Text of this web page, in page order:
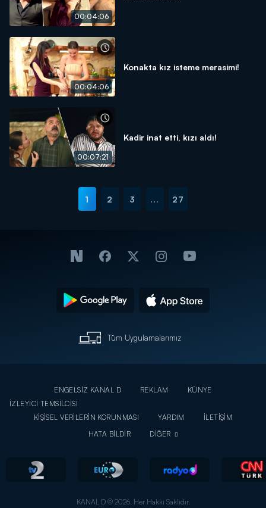
00:04:06
00:04:06
Konakta kız isteme merasimi!
00:07:21
Kadir inat etti, kızı aldı!
1 2 3 ... 27
Tüm Uygulamalarımız
ENGELSİZ KANAL D REKLAM
KÜNYE
İZLEYİCİ TEMSİLCİSİ
KİŞİSEL VERİLERİN KORUNMASI
YARDIM
İLETİŞİM
HATA BİLDİR
DİĞER
KANAL D © 2026. Her Hakkı Saklıdır.